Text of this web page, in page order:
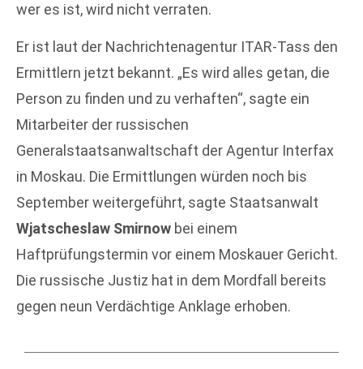
wer es ist, wird nicht verraten.
Er ist laut der Nachrichtenagentur ITAR-Tass den
Ermittlern jetzt bekannt. „Es wird alles getan, die
Person zu finden und zu verhaften“, sagte ein
Mitarbeiter der russischen
Generalstaatsanwaltschaft der Agentur Interfax
in Moskau. Die Ermittlungen würden noch bis
September weitergeführt, sagte Staatsanwalt
Wjatscheslaw Smirnow bei einem
Haftprüfungstermin vor einem Moskauer Gericht.
Die russische Justiz hat in dem Mordfall bereits
gegen neun Verdächtige Anklage erhoben.